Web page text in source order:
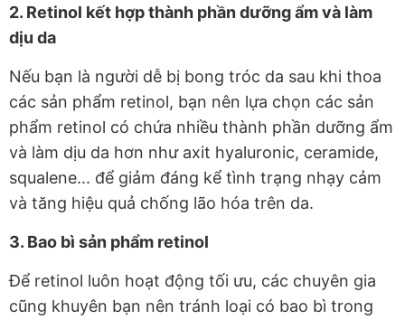
2. Retinol kết hợp thành phần dưỡng ẩm và làm
dịu da
Nếu bạn là người dễ bị bong tróc da sau khi thoa
các sản phẩm retinol, bạn nên lựa chọn các sản
phẩm retinol có chứa nhiều thành phần dưỡng ẩm
và làm dịu da hơn như axit hyaluronic, ceramide,
squalene... để giảm đáng kể tình trạng nhạy cảm
và tăng hiệu quả chống lão hóa trên da.
3. Bao bì sản phẩm retinol
Để retinol luôn hoạt động tối ưu, các chuyên gia
cũng khuyên bạn nên tránh loại có bao bì trong